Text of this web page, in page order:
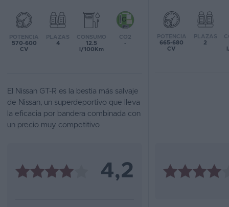
Favoritos
Concesionarios
Blog
Ventas
de
POTENCIA
570-600
CV
PLAZAS
4
CONSUMO
12.5
l/100Km
CO2
-
POTENCIA
665-680
CV
PLAZAS
2
El Nissan GT-R es la bestia más salvaje
de Nissan, un superdeportivo que lleva
la eficacia por bandera combinada con
un precio muy competitivo
4,2